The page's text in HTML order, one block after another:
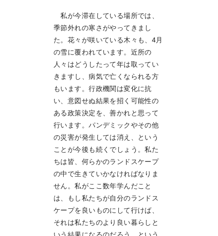
私が今滞在している場所では、
季節外れの寒さがやってきまし
た。花々が咲いている木々も、4月
の雪に覆われています。近所の
人々はどうしたって年は取ってい
きますし、病気で亡くなられる方
もいます。行政機関は変化に抗
い、意図せぬ結果を招く可能性の
ある政策決定を、善かれと思って
行います。パンデミックやその他
の災害が発生しては消え、という
ことが今後も続くでしょう。私た
ちは皆、何らかのランドスケープ
の中で生きていかなければなりま
せん。私がここ数年学んだこと
は、もし私たちが自分のランドス
ケープを良いものにして行けば、
それは私たちのより良い暮らしと